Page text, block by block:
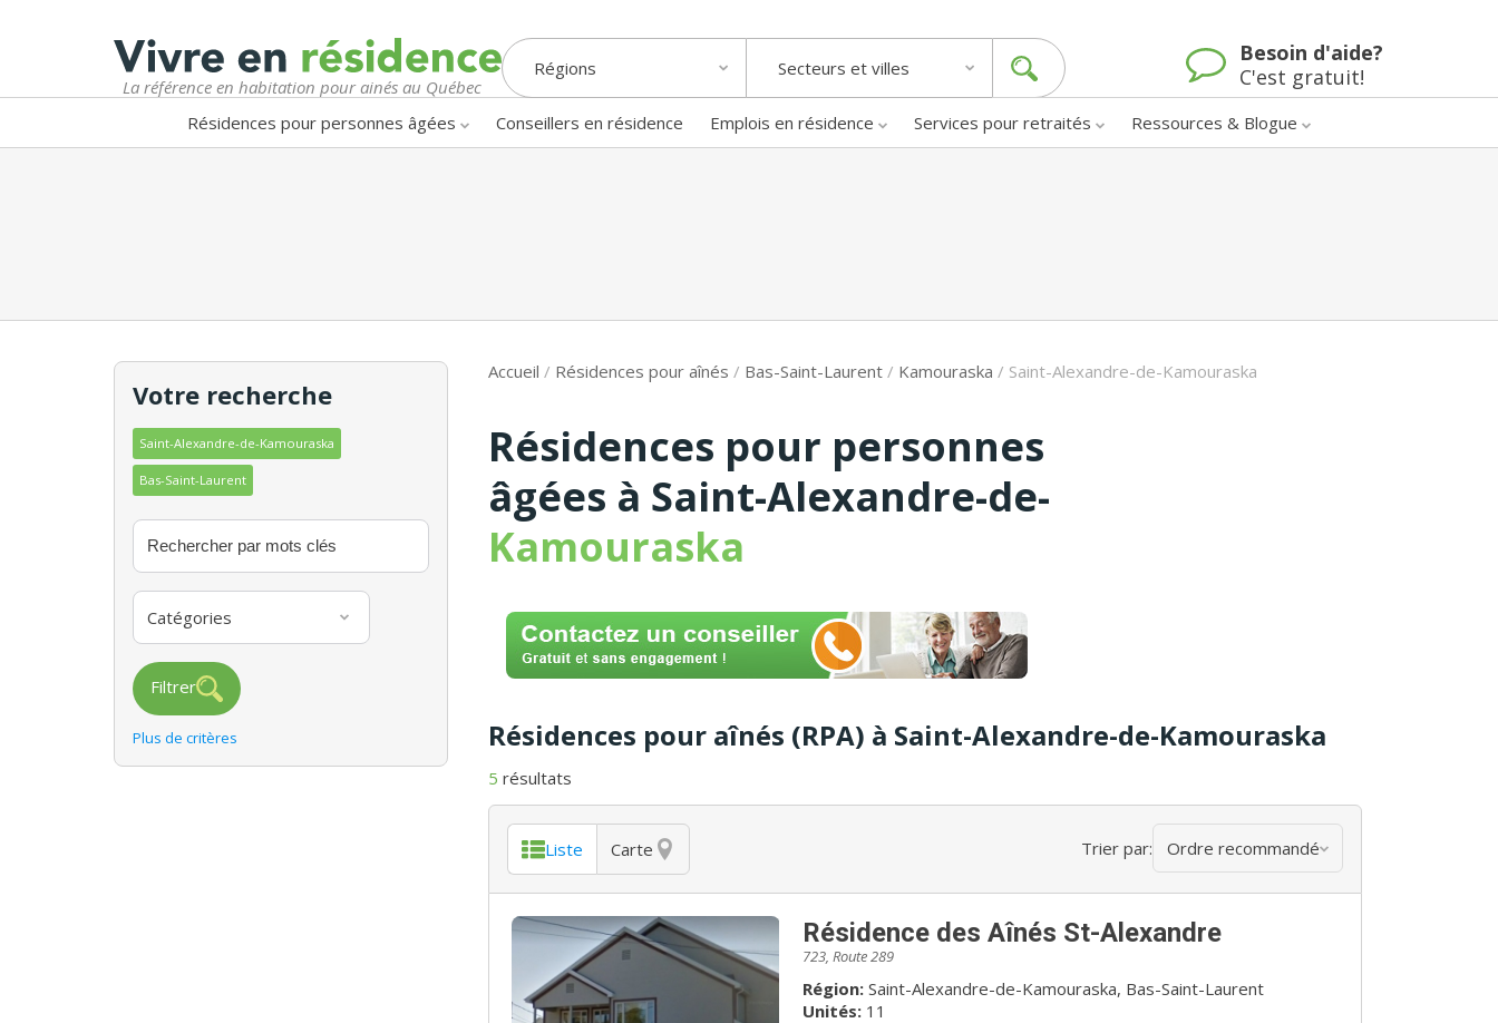
La référence en habitation pour ainés au Québec
Régions Secteurs et villes
Besoin d'aide?
C'est gratuit!
Résidences pour personnes âgées Conseillers en résidence Emplois en résidence Services pour retraités Ressources & Blogue
Votre recherche
Saint-Alexandre-de-Kamouraska
Bas-Saint-Laurent
Catégories
Filtrer
Plus de critères
Accueil / Résidences pour aînés / Bas-Saint-Laurent / Kamouraska / Saint-Alexandre-de-Kamouraska
Résidences pour personnes
âgées à Saint-Alexandre-de-
Kamouraska
Résidences pour aînés (RPA) à Saint-Alexandre-de-Kamouraska
5 résultats
Liste Carte Trier par: Ordre recommandé
Résidence des Aînés St-Alexandre
723, Route 289
Région: Saint-Alexandre-de-Kamouraska, Bas-Saint-Laurent
Unités:11